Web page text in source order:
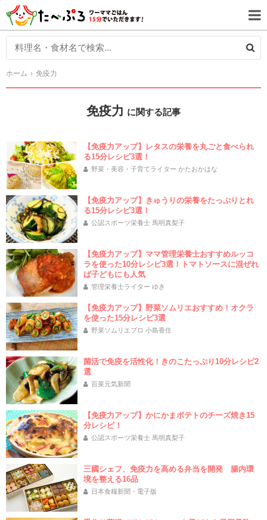
ホーム 免疫力
免疫力 に関する記事
【免疫力アップ】レタスの栄養を丸ごと食べられ
る15分レシピ3選！
野菜・美容・子育てライター かたおかはな
【免疫力アップ】きゅうりの栄養をたっぷりとれ
る15分レシピ3選！
公認スポーツ栄養士 馬明真梨子
【免疫力アップ】ママ管理栄養士おすすめルッコ
ラを使った10分レシピ3選！トマトソースに混ぜれ
ば子どもにも人気
管理栄養士ライター ゆき
【免疫力アップ】野菜ソムリエおすすめ！オクラ
を使った15分レシピ3選
野菜ソムリエプロ 小島香住
菌活で免疫を活性化！きのこたっぷり10分レシピ2
選
百菜元気新聞
【免疫力アップ】かにかまポテトのチーズ焼き15
分レシピ！
公認スポーツ栄養士 馬明真梨子
三國シェフ、免疫力を高める弁当を開発 腸内環
境を整える16品
日本食糧新聞・電子版